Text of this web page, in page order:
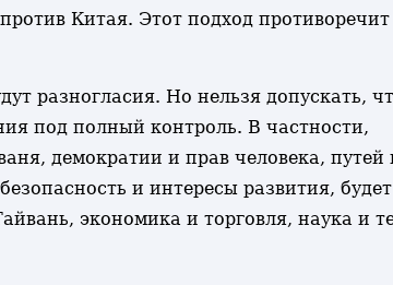
Китая. Этот подход
разногласия. Но нельзя допускать,
под полный контроль. В частности,
демократии и прав человека, путей
и интересы развития,
экономика и торговля, наука и